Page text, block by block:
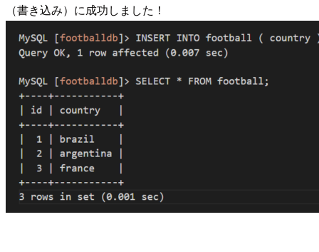
（書き込み）に成功しました！